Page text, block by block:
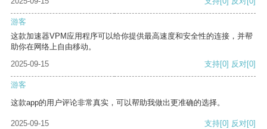
游客
这款加速器VPM应用程序可以给你提供最高速度和安全性的连接，并帮
助你在网络上自由移动。
2025-09-15
支持[0] 反对[0]
游客
这款app的用户评论非常真实，可以帮助我做出更准确的选择。
2025-09-15 支持[0] 反对[0]